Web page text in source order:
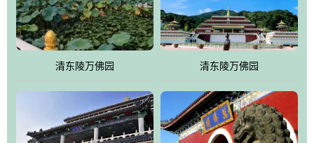
园手法相结合的默契操作，建成一处特色鲜明、服务周全、环境优
美、民族风格突出，与周边文物古迹交相呼应的极具吸引力的花园
式园林。
万佛园工程一期占地448亩，目前完成投资近12亿元人民币，园区采
用全仿古式建筑，寻求与世界文化遗产地清东陵的和谐统一，在园
区建设中寻求陵园建设与景区建设的有机融合，充分发挥独一无二
的地形优势，打造现代艺术园林，建设旅游景观、寺庙、酒店等综
清东陵万佛园 清东陵万佛园